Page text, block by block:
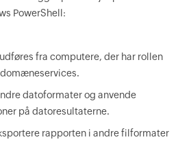
$u.Name -ScriptBlock {quser}
-replace '\s+',' ' -
= $u.Name
'Time' = $a[5..6] -join '
Object -TypeName
-Property $array } else {
PowerShell:
fra computere, der har rollen
datoformater og anvende
på datoresultaterne.
rapporten i andre filformater